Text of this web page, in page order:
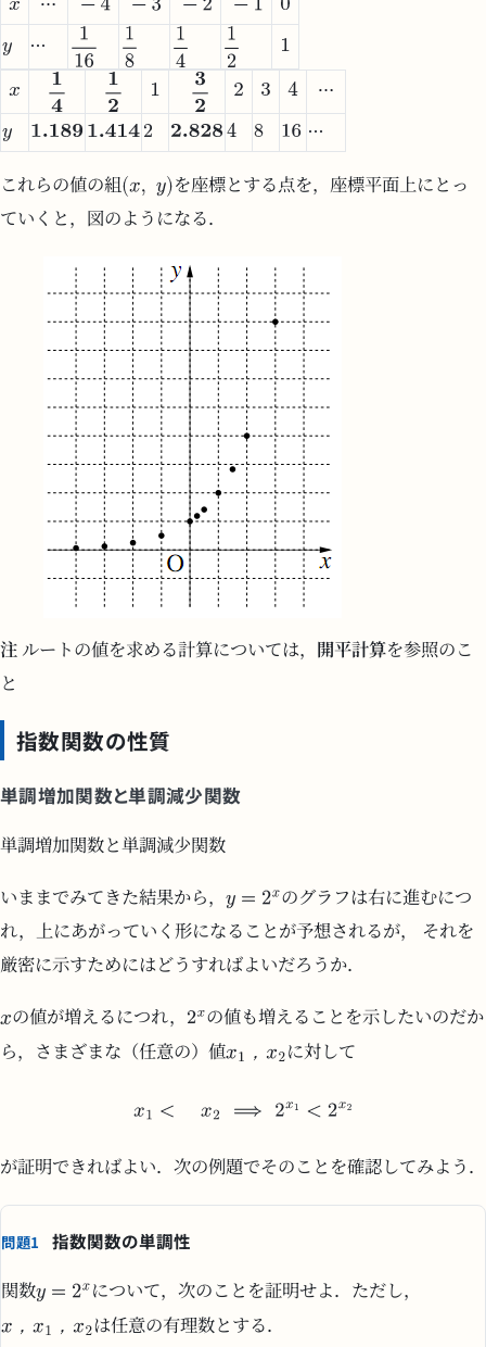
これらの値の組
を座標とする点を，座標平面上にとっ
ていくと，図のようになる．
注 ルートの値を求める計算については， 開平計算を参照のこ
と
指数関数の性質
単調増加関数と単調減少関数
単調増加関数と単調減少関数
いままでみてきた結果から，
のグラフは右に進むにつ
れ，上にあがっていく形になることが予想されるが， それを
厳密に示すためにはどうすればよいだろうか．
の値が増えるにつれ，
の値も増えることを示したいのだか
ら，さまざまな（任意の）値
， に対して
が証明できればよい．次の例題でそのことを確認してみよう．
問題1 指数関数の単調性
関数 について，次のことを証明せよ．ただし，
， ， は任意の有理数とする．